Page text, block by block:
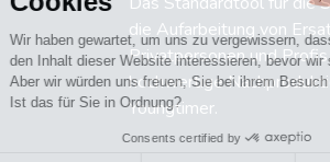
die Aufarbeitung von
Privatpersonen und Profis
hochwertige
Youngtimer.
Wir haben gewartet, um uns zu
den Inhalt dieser Website interessieren,
Aber wir würden uns freuen, Sie bei ihrem
Ist das für Sie in Ordnung?
Consents certified by